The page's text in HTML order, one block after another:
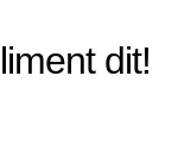
dit!